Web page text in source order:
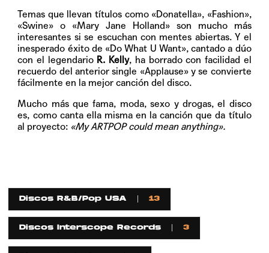
Temas que llevan títulos como «Donatella», «Fashion»,
«Swine» o «Mary Jane Holland» son mucho más
interesantes si se escuchan con mentes abiertas. Y el
inesperado éxito de «Do What U Want», cantado a dúo
con el legendario R. Kelly, ha borrado con facilidad el
recuerdo del anterior single «Applause» y se convierte
fácilmente en la mejor canción del disco.
Mucho más que fama, moda, sexo y drogas, el disco
es, como canta ella misma en la canción que da título
al proyecto: «My ARTPOP could mean anything».
Discos R&B/Pop USA 13
Discos Interscope Records 3